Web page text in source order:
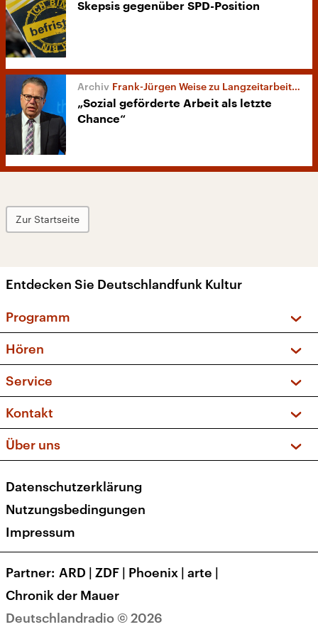
Skepsis gegenüber SPD-Position
Frank-Jürgen Weise zu Langzeitarbeitslosigkeit
„Sozial geförderte Arbeit als letzte
Chance“
Zur Startseite
Entdecken Sie Deutschlandfunk Kultur
Programm
Sendungen und Podcasts
Musikliste
Kakadu – Das Kinderprogramm
Hören
Frequenzen (UKW + DAB+)
Service
FAQ
Apps
Newsletter
Veranstaltungen
Kontakt
Social Media
Über uns
Presse
Karriere
Transparenz
Deutschlandradio © 2026
Datenschutzerklärung
Nutzungsbedingungen
Impressum
Partner ARD | ZDF | Phoenix | arte |
Chronik der Mauer